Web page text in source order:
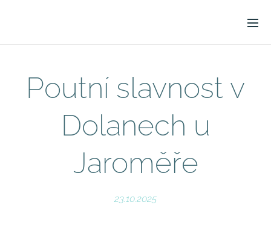
Poutní slavnost v
Dolanech u
Jaroměře
23.10.2025